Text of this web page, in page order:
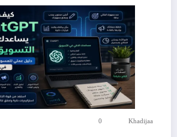
Khadijaa
0